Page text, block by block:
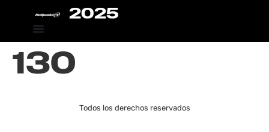
2025
130
Todos los derechos reservados